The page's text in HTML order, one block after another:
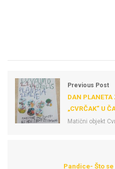
Previous Post
DAN
„CVRČAK“ U
Matični objekt
Pandice- Što